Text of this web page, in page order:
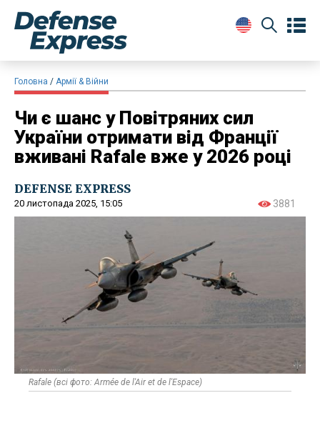
Головна Армії & Війни
Чи є шанс у Повітряних сил
України отримати від Франції
вживані Rafale вже у 2026 році
DEFENSE EXPRESS
20 листопада 2025, 15:05 3881
Rafale (всі фото: Armée de l'Air et de l'Espace)